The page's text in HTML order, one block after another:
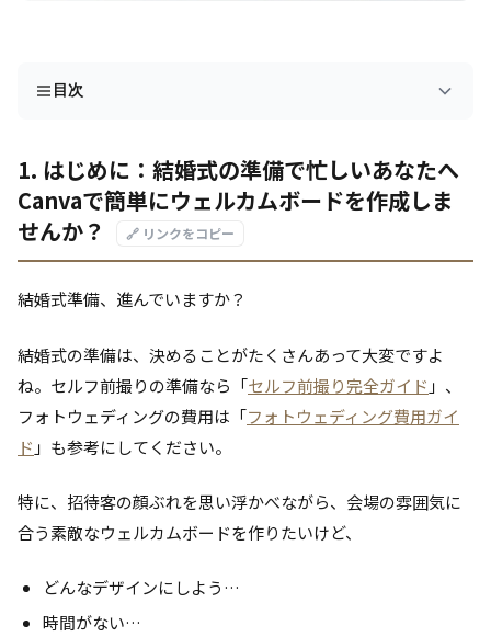
目次
1. はじめに：結婚式の準備で忙しいあなたへ
Canvaで簡単にウェルカムボードを作成しま
せんか？
🔗 リンクをコピー
結婚式準備、進んでいますか？
結婚式の準備は、決めることがたくさんあって大変ですよ
ね。セルフ前撮りの準備なら「セルフ前撮り完全ガイド 」、
フォトウェディングの費用は「フォトウェディング費用ガイ
ド 」も参考にしてください。
特に、招待客の顔ぶれを思い浮かべながら、会場の雰囲気に
合う素敵なウェルカムボードを作りたいけど、
どんなデザインにしよう…
時間がない…